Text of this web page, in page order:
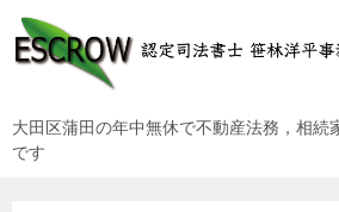
大田区蒲田の年中無休で不動産法務，相続
です